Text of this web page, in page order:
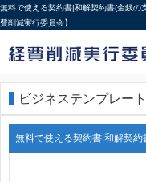
無料で使える契約書|和解契約書(金銭の
費削減実行委員会】
ビジネステンプレート
無料で使える契約書|和解契